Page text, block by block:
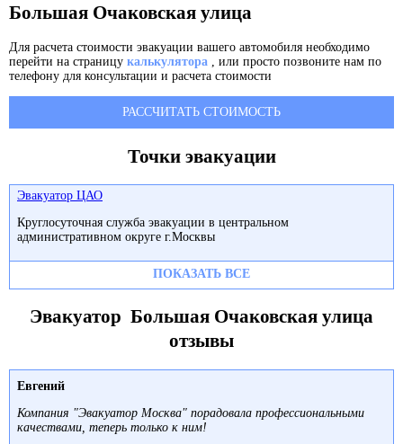
Большая Очаковская улица
Для расчета стоимости эвакуации вашего автомобиля необходимо
перейти на страницу калькулятора , или просто позвоните нам по
телефону для консультации и расчета стоимости
РАССЧИТАТЬ СТОИМОСТЬ
Точки эвакуации
Эвакуатор ЦАО
Круглосуточная служба эвакуации в центральном
административном округе г.Москвы
ПОКАЗАТЬ ВСЕ
Эвакуатор Большая Очаковская улица
отзывы
Евгений
Компания "Эвакуатор Москва" порадовала профессиональными
качествами, теперь только к ним!